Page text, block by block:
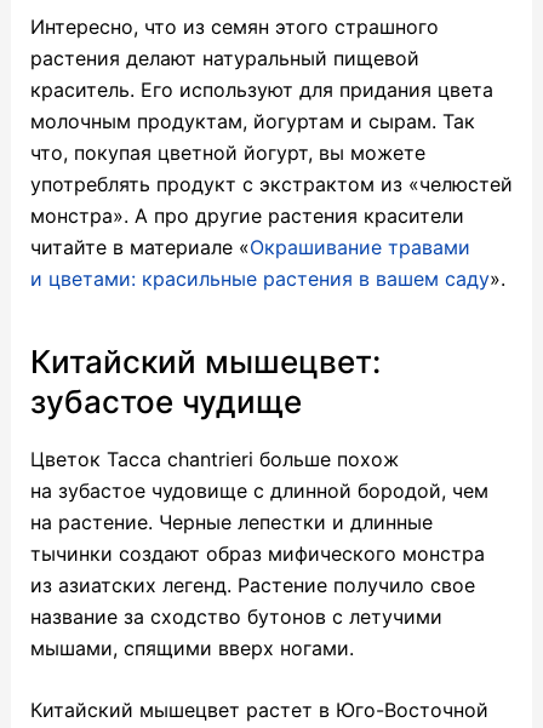
Интересно, что из семян этого страшного
растения делают натуральный пищевой
краситель. Его используют для придания цвета
молочным продуктам, йогуртам и сырам. Так
что, покупая цветной йогурт, вы можете
употреблять продукт с экстрактом из «челюстей
монстра». А про другие растения красители
читайте в материале «Окрашивание травами
и цветами: красильные растения в вашем саду».
Китайский мышецвет:
зубастое чудище
Цветок Tacca chantrieri больше похож
на зубастое чудовище с длинной бородой, чем
на растение. Черные лепестки и длинные
тычинки создают образ мифического монстра
из азиатских легенд. Растение получило свое
название за сходство бутонов с летучими
мышами, спящими вверх ногами.
Китайский мышецвет растет в Юго-Восточной